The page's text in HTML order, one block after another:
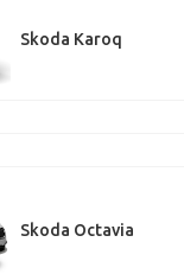
Skoda Karoq
Skoda Octavia